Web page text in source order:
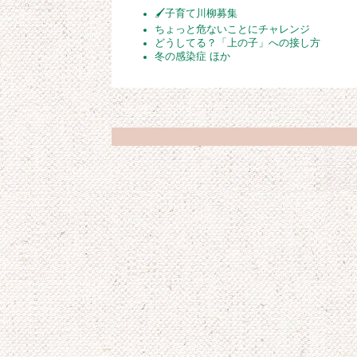
🖌子育て川柳募集
ちょっと危ないことにチャレンジ
どうしてる？「上の子」への接し方
冬の感染症 ほか